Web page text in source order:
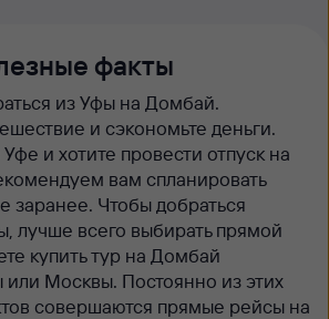
факты
из Уфы на Домбай.
и сэкономьте деньги.
и хотите провести отпуск на
вам спланировать
заранее. Чтобы добраться
лучше всего выбирать прямой
купить тур на Домбай
или Москвы. Постоянно из этих
совершаются прямые рейсы на